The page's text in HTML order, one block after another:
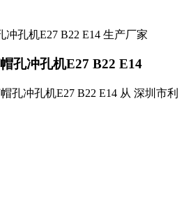
孔冲孔机E27 B22 E14
孔冲孔机E27 B22 E14 从 深圳市利